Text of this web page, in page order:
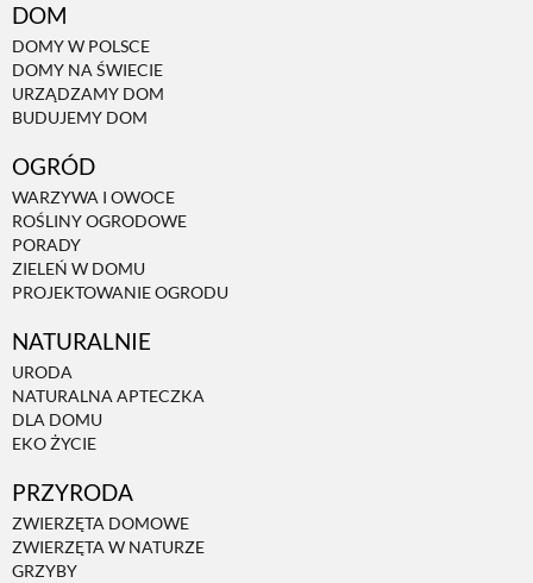
DOM
DOMY W POLSCE
DOMY NA ŚWIECIE
URZĄDZAMY DOM
BUDUJEMY DOM
OGRÓD
WARZYWA I OWOCE
ROŚLINY OGRODOWE
PORADY
ZIELEŃ W DOMU
PROJEKTOWANIE OGRODU
NATURALNIE
URODA
NATURALNA APTECZKA
DLA DOMU
EKO ŻYCIE
PRZYRODA
ZWIERZĘTA DOMOWE
ZWIERZĘTA W NATURZE
GRZYBY